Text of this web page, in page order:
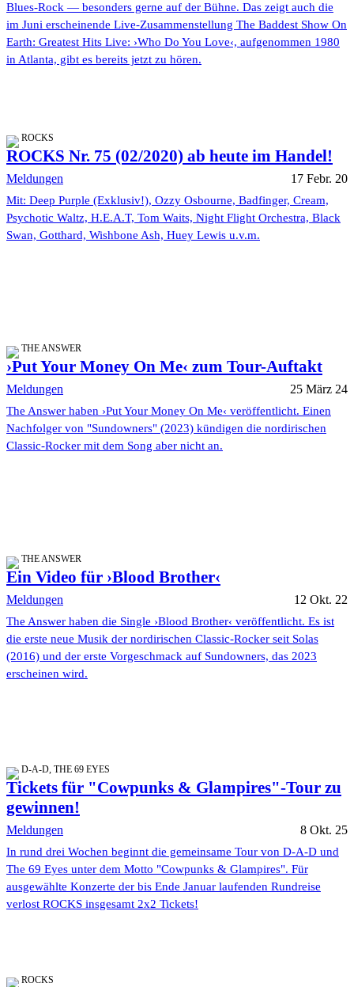
Blues-Rock — besonders gerne auf der Bühne. Das zeigt auch die
im Juni erscheinende Live-Zusammenstellung The Baddest Show On
Earth: Greatest Hits Live: ›Who Do You Love‹, aufgenommen 1980
in Atlanta, gibt es bereits jetzt zu hören.
ROCKS
ROCKS Nr. 75 (02/2020) ab heute im Handel!
Meldungen 17 Febr. 20
Mit: Deep Purple (Exklusiv!), Ozzy Osbourne, Badfinger, Cream,
Psychotic Waltz, H.E.A.T, Tom Waits, Night Flight Orchestra, Black
Swan, Gotthard, Wishbone Ash, Huey Lewis u.v.m.
THE ANSWER
›Put Your Money On Me‹ zum Tour-Auftakt
Meldungen 25 März 24
The Answer haben ›Put Your Money On Me‹ veröffentlicht. Einen
Nachfolger von "Sundowners" (2023) kündigen die nordirischen
Classic-Rocker mit dem Song aber nicht an.
THE ANSWER
Ein Video für ›Blood Brother‹
Meldungen 12 Okt. 22
The Answer haben die Single ›Blood Brother‹ veröffentlicht. Es ist
die erste neue Musik der nordirischen Classic-Rocker seit Solas
(2016) und der erste Vorgeschmack auf Sundowners, das 2023
erscheinen wird.
D-A-D, THE 69 EYES
Tickets für "Cowpunks & Glampires"-Tour zu
gewinnen!
Meldungen 8 Okt. 25
In rund drei Wochen beginnt die gemeinsame Tour von D-A-D und
The 69 Eyes unter dem Motto "Cowpunks & Glampires". Für
ausgewählte Konzerte der bis Ende Januar laufenden Rundreise
verlost ROCKS insgesamt 2x2 Tickets!
ROCKS